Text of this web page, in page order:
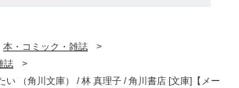
本・コミック・雑誌
>
誌
>
い （角川文庫） / 林 真理子 / 角川書店 [文庫]【メー